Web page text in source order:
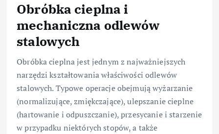
Obróbka cieplna i
mechaniczna odlewów
stalowych
Obróbka cieplna jest jednym z najważniejszych
narzędzi kształtowania właściwości odlewów
stalowych. Typowe operacje obejmują wyżarzanie
(normalizujące, zmiękczające), ulepszanie cieplne
(hartowanie i odpuszczanie), przesycanie i starzenie
w przypadku niektórych stopów, a także